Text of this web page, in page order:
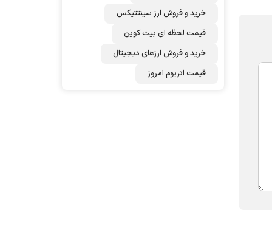
خرید و فروش ارز سینتتیکس
قیمت لحظه ای بیت کوین
خرید و فروش ارزهای دیجیتال
قیمت اتریوم امروز